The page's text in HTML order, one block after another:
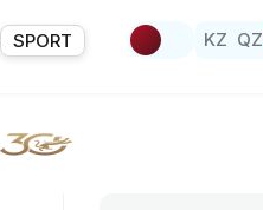
SPORT KZ QZ